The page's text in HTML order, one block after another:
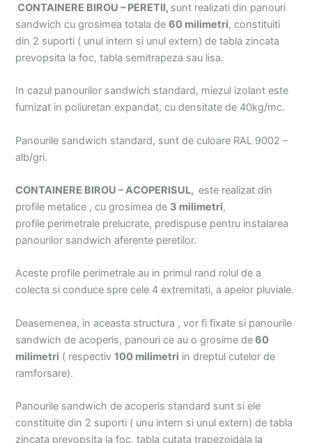
CONTAINERE BIROU –PERETII, sunt realizati din panouri
sandwich cu grosimea totala de60 milimetri, constituiti
din 2 suporti ( unul intern si unul extern) de tabla zincata
prevopsita la foc, tabla semitrapeza sau lisa.
In cazul panourilor sandwich standard, miezul izolant este
furnizat in poliuretan expandat, cu densitate de 40kg/mc.
Panourile sandwich standard, sunt de culoare RAL 9002 –
alb/gri.
CONTAINERE BIROU – ACOPERISUL, este realizat din
profile metalice , cu grosimea de 3 milimetri,
profile perimetrale prelucrate, predispuse pentru instalarea
panourilor sandwich aferente peretilor.
Aceste profile perimetrale au in primul rand rolul de a
colecta si conduce spre cele 4 extremitati, a apelor pluviale.
Deasemenea, in aceasta structura , vor fi fixate si panourile
sandwich de acoperis, panouri ce au o grosime de60
milimetri ( respectiv100 milimetri in dreptul cutelor de
ramforsare).
Panourile sandwich de acoperis standard sunt si ele
constituite din 2 suporti ( unu intern si unul extern) de tabla
zincata prevopsita la foc, tabla cutata trapezoidala la